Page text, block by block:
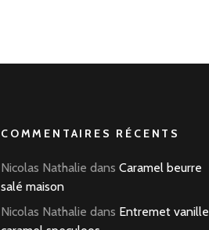
COMMENTAIRES RÉCENTS
Nicolas Nathalie dans Caramel beurre
salé maison
Nicolas Nathalie dans Entremet vanille